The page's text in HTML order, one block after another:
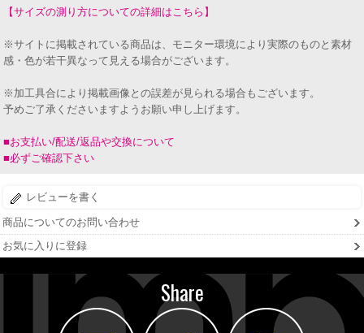
【サイズの測り方についての詳細はこちら】
※サイトに掲載されている商品は、モニター環境により実際のものと素材
感・色が若干異なって見える場合がございます。
※加工具合により掲載画像との誤差が見られる場合もございます。
予めご了承くださいますようお願い申し上げます。
■お支払い/配送/返品や交換について
■必ずご確認下さい
レビューを書く
商品についてのお問い合わせ
お気に入りに登録
Share